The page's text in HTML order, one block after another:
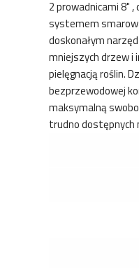
2 prowadnicami 8" ,
systemem
doskonałym
mniejszych drzew i
pielęgnacją roślin.
bezprzewodowej
maksymalną
trudno dostępnych